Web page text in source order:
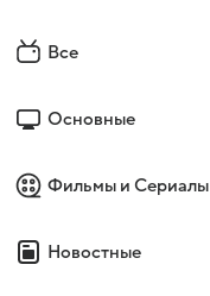
Все
Основные
Фильмы и Сериалы
Новостные